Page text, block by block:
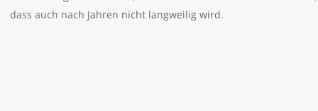
dass auch nach Jahren nicht langweilig wird.